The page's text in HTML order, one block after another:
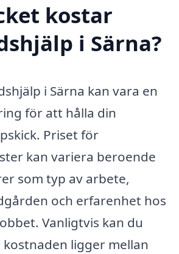
kostar
i Särna?
i Särna kan vara en
för att hålla din
Priset för
kan variera beroende
som typ av arbete,
och erfarenhet hos
Vanligtvis kan du
ligger mellan